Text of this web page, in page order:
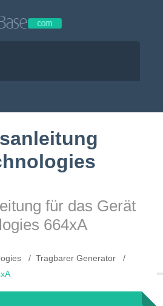
für das Gerät
664xA
Tragbarer Generator